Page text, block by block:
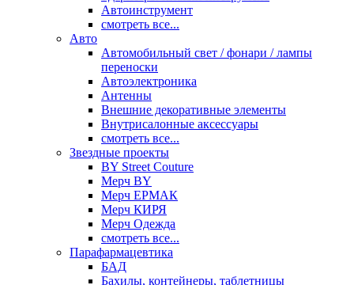
Автоинструмент
смотреть все...
Авто
Автомобильный свет / фонари / лампы
переноски
Автоэлектроника
Антенны
Внешние декоративные элементы
Внутрисалонные аксессуары
смотреть все...
Звездные проекты
BY Street Couture
Мерч BY
Мерч ЕРМАК
Мерч КИРЯ
Мерч Одежда
смотреть все...
Парафармацевтика
БАД
Бахилы, контейнеры, таблетницы